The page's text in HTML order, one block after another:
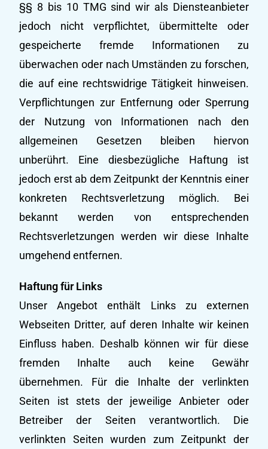
§§ 8 bis 10 TMG sind wir als Diensteanbieter
jedoch nicht verpflichtet, übermittelte oder
gespeicherte fremde Informationen zu
überwachen oder nach Umständen zu forschen,
die auf eine rechtswidrige Tätigkeit hinweisen.
Verpflichtungen zur Entfernung oder Sperrung
der Nutzung von Informationen nach den
allgemeinen Gesetzen bleiben hiervon
unberührt. Eine diesbezügliche Haftung ist
jedoch erst ab dem Zeitpunkt der Kenntnis einer
konkreten Rechtsverletzung möglich. Bei
bekannt werden von entsprechenden
Rechtsverletzungen werden wir diese Inhalte
umgehend entfernen.
Haftung für Links
Unser Angebot enthält Links zu externen
Webseiten Dritter, auf deren Inhalte wir keinen
Einfluss haben. Deshalb können wir für diese
fremden Inhalte auch keine Gewähr
übernehmen. Für die Inhalte der verlinkten
Seiten ist stets der jeweilige Anbieter oder
Betreiber der Seiten verantwortlich. Die
verlinkten Seiten wurden zum Zeitpunkt der